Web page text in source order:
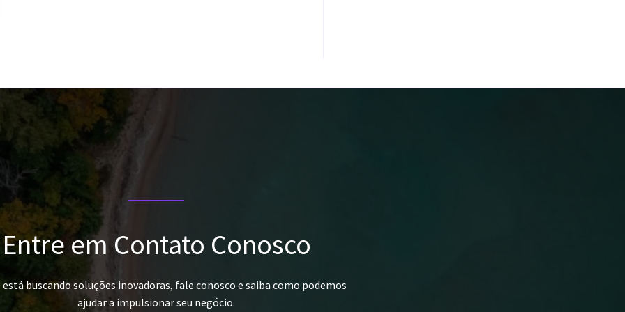
Entre em Contato Conosco
está buscando soluções inovadoras, fale conosco e saiba como podemos
ajudar a impulsionar seu negócio.